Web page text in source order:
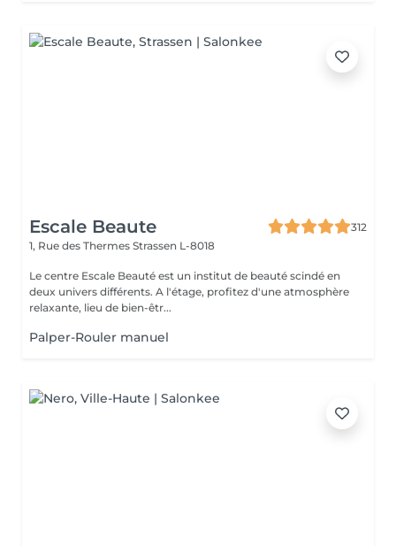
Escale Beaute
312
1, Rue des Thermes Strassen L-8018
Le centre Escale Beauté est un institut de beauté scindé en
deux univers différents. A l'étage, profitez d'une atmosphère
relaxante, lieu de bien-êtr...
Palper-Rouler manuel